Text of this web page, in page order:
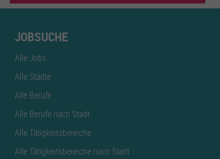
JOBSUCHE
Alle Jobs
Alle Städte
Alle Berufe
Alle Berufe nach Stadt
Alle Tätigkeitsbereiche
Alle Tätigkeitsbereiche nach Stadt